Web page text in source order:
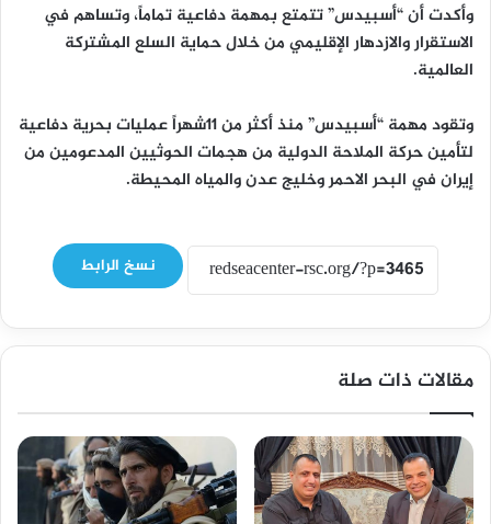
وأكدت أن “أسبيدس” تتمتع بمهمة دفاعية تماماً، وتساهم في
الاستقرار والازدهار الإقليمي من خلال حماية السلع المشتركة
العالمية.
وتقود مهمة “أسبيدس” منذ أكثر من 11شهراً عمليات بحرية دفاعية
لتأمين حركة الملاحة الدولية من هجمات الحوثيين المدعومين من
إيران في البحر الاحمر وخليج عدن والمياه المحيطة.
نسخ الرابط
مقالات ذات صلة